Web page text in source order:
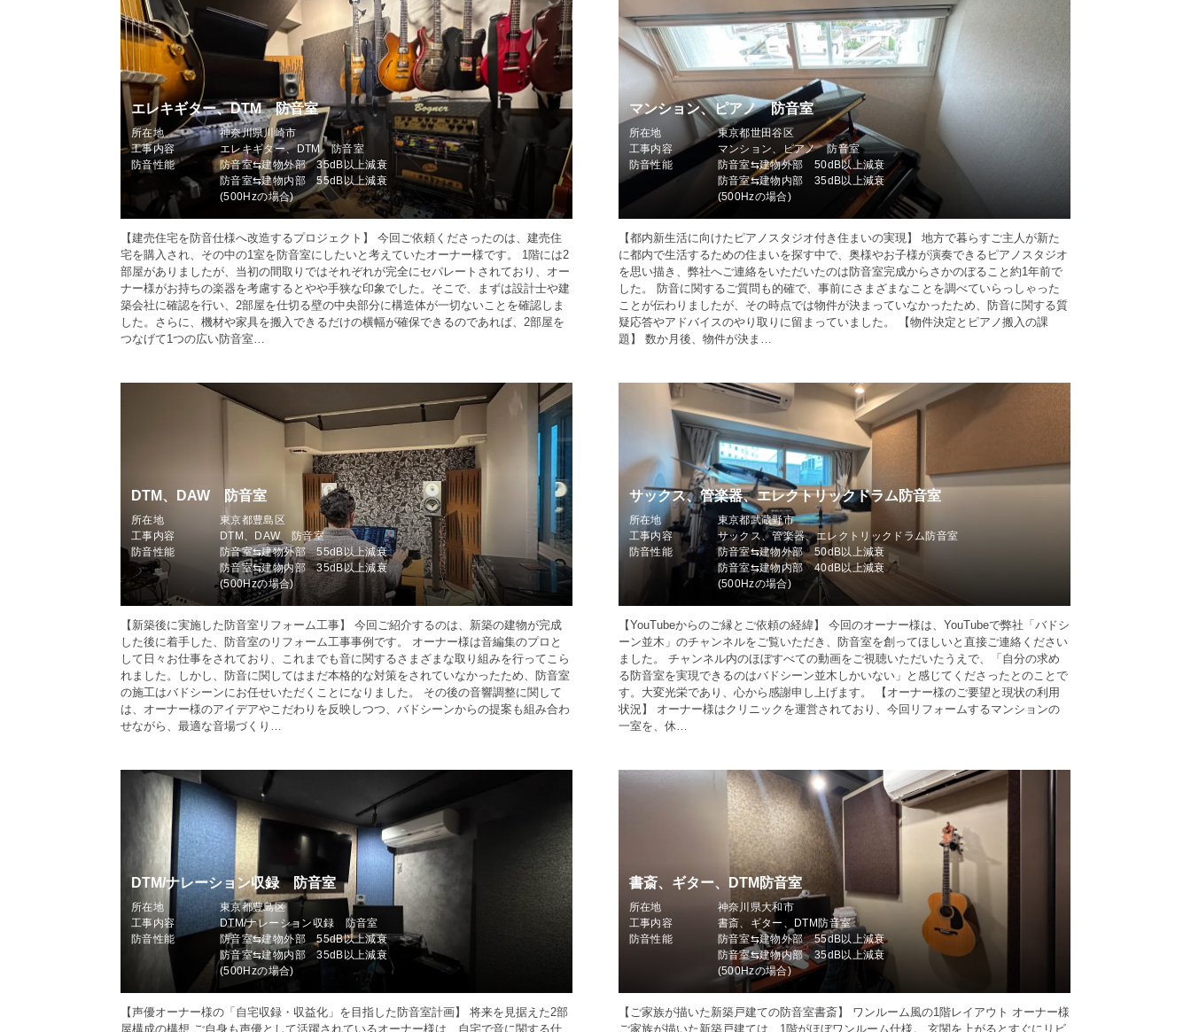
エレキギター、DTM 防音室
所在地
神奈川県川崎市
工事内容
エレキギター、DTM 防音室
防音性能
防音室⇆建物外部 35dB以上減衰
防音室⇆建物内部 55dB以上減衰
(500Hzの場合)
【建売住宅を防音仕様へ改造するプロジェクト】 今回ご依頼くださったのは、建売住
宅を購入され、その中の1室を防音室にしたいと考えていたオーナー様です。 1階には2
部屋がありましたが、当初の間取りではそれぞれが完全にセパレートされており、オー
ナー様がお持ちの楽器を考慮するとやや手狭な印象でした。そこで、まずは設計士や建
築会社に確認を行い、2部屋を仕切る壁の中央部分に構造体が一切ないことを確認しま
した。さらに、機材や家具を搬入できるだけの横幅が確保できるのであれば、2部屋を
つなげて1つの広い防音室…
マンション、ピアノ 防音室
所在地
東京都世田谷区
工事内容
マンション、ピアノ 防音室
防音性能
防音室⇆建物外部 50dB以上減衰
防音室⇆建物内部 35dB以上減衰
(500Hzの場合)
【都内新生活に向けたピアノスタジオ付き住まいの実現】 地方で暮らすご主人が新た
に都内で生活するための住まいを探す中で、奥様やお子様が演奏できるピアノスタジオ
を思い描き、弊社へご連絡をいただいたのは防音室完成からさかのぼること約1年前で
した。 防音に関するご質問も的確で、事前にさまざまなことを調べていらっしゃった
ことが伝わりましたが、その時点では物件が決まっていなかったため、防音に関する質
疑応答やアドバイスのやり取りに留まっていました。 【物件決定とピアノ搬入の課
題】 数か月後、物件が決ま…
DTM、DAW 防音室
所在地
東京都豊島区
工事内容
DTM、DAW 防音室
防音性能
防音室⇆建物外部 55dB以上減衰
防音室⇆建物内部 35dB以上減衰
(500Hzの場合)
【新築後に実施した防音室リフォーム工事】 今回ご紹介するのは、新築の建物が完成
した後に着手した、防音室のリフォーム工事事例です。 オーナー様は音編集のプロと
して日々お仕事をされており、これまでも音に関するさまざまな取り組みを行ってこら
れました。しかし、防音に関してはまだ本格的な対策をされていなかったため、防音室
の施工はバドシーンにお任せいただくことになりました。 その後の音響調整に関して
は、オーナー様のアイデアやこだわりを反映しつつ、バドシーンからの提案も組み合わ
せながら、最適な音場づくり…
サックス、管楽器、エレクトリックドラム防音室
所在地
東京都武蔵野市
工事内容
サックス、管楽器、エレクトリックドラム防音室
防音性能
防音室⇆建物外部 50dB以上減衰
防音室⇆建物内部 40dB以上減衰
(500Hzの場合)
【YouTubeからのご縁とご依頼の経緯】 今回のオーナー様は、YouTubeで弊社「バドシ
ーン並木」のチャンネルをご覧いただき、防音室を創ってほしいと直接ご連絡ください
ました。 チャンネル内のほぼすべての動画をご視聴いただいたうえで、「自分の求め
る防音室を実現できるのはバドシーン並木しかいない」と感じてくださったとのことで
す。大変光栄であり、心から感謝申し上げます。 【オーナー様のご要望と現状の利用
状況】 オーナー様はクリニックを運営されており、今回リフォームするマンションの
一室を、休…
DTM/ナレーション収録 防音室
所在地
東京都豊島区
工事内容
DTM/ナレーション収録 防音室
防音性能
防音室⇆建物外部 55dB以上減衰
防音室⇆建物内部 35dB以上減衰
(500Hzの場合)
【声優オーナー様の「自宅収録・収益化」を目指した防音室計画】 将来を見据えた2部
屋構成の構想 ご自身も声優として活躍されているオーナー様は、自宅で音に関する仕
書斎、ギター、DTM防音室
所在地
神奈川県大和市
工事内容
書斎、ギター、DTM防音室
防音性能
防音室⇆建物外部 55dB以上減衰
防音室⇆建物内部 35dB以上減衰
(500Hzの場合)
【ご家族が描いた新築戸建ての防音室書斎】 ワンルーム風の1階レイアウト オーナー様
ご家族が描いた新築戸建ては、1階がほぼワンルーム仕様。 玄関を上がるとすぐにリビ